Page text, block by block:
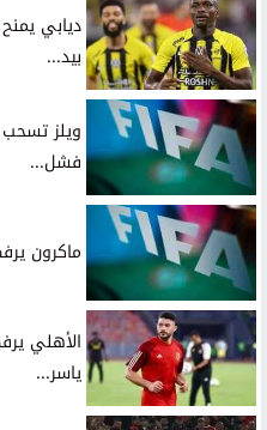
ديابي يمنح
بيد...
ويلز تسحب
فشل...
ماكرون
الأهلي
ياسر...